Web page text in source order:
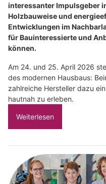
interessanter Impulsgeber
Holzbauweise und
Entwicklungen im
für Bauinteressierte und
können.
Am 24. und 25. April 2026
des modernen Hausbaus:
zahlreiche Hersteller dazu
hautnah zu erleben.
Weiterlesen